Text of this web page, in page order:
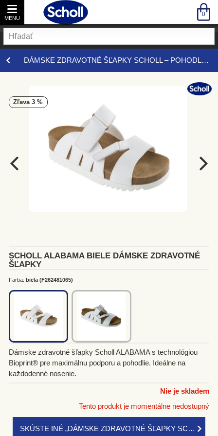
MENU
0
DÁMSKA OBUV
VŠETKY DÁMSKA OBUV
PRACOVNÁ OBUV
Všetky Pracovná obuv
Šľapky
Poltopánky
ZDRAVOTNÁ OBUV
Všetky Zdravotná obuv
Šľapky
Poltopánky
PÁNSKA OBUV
DÁMSKE ZDRAVOTNÉ ŠĽAPKY SCHOLL – POHODLIE, ĽAHKOSŤ, OPORA
zľava 3 %
SCHOLL ALABAMA BIELE DÁMSKE ZDRAVOTNÉ
ŠĽAPKY
Farba: biela (F262481065)
Dámske zdravotné šľapky Scholl ALABAMA s technológiou
Bioprint® pre maximálnu podporu a pohodlie. Ideálne na
každodenné nosenie.
Nie je skladem
Tento produkt je momentálne nedostupný
SKÚSTE INÉ „DÁMSKE ZDRAVOTNÉ ŠĽAPKY SCHOLL – POHODLIE, ĽAHKOSŤ, OPORA“